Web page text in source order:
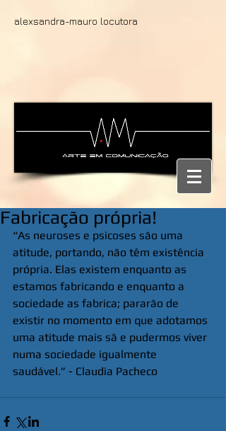
alexsandra-mauro locutora
Fabricação própria!
“As neuroses e psicoses são uma
atitude, portando, não têm existência
própria. Elas existem enquanto as
estamos fabricando e enquanto a
sociedade as fabrica; pararão de
existir no momento em que adotamos
uma atitude mais sã e pudermos viver
numa sociedade igualmente
saudável.” - Claudia Pacheco